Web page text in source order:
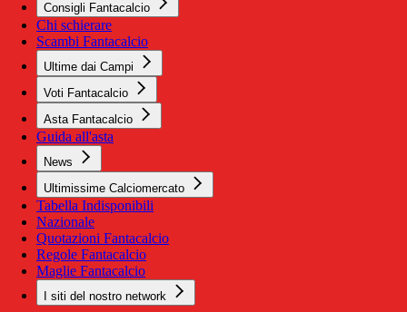
Consigli Fantacalcio
Chi schierare
Scambi Fantacalcio
Ultime dai Campi
Voti Fantacalcio
Asta Fantacalcio
Guida all'asta
News
Ultimissime Calciomercato
Tabella Indisponibili
Nazionale
Quotazioni Fantacalcio
Regole Fantacalcio
Maglie Fantacalcio
I siti del nostro network